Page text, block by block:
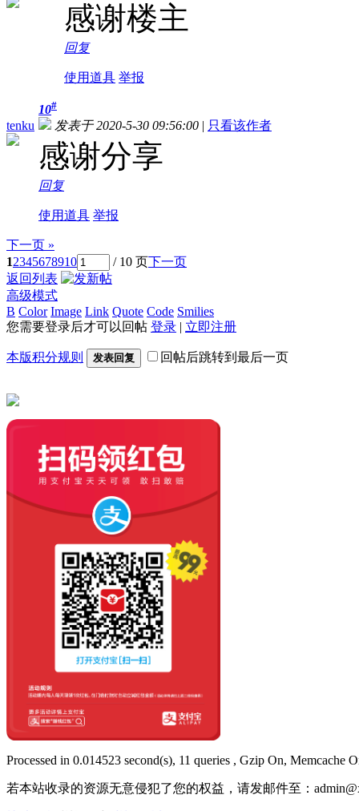
感谢楼主
回复
使用道具 举报
tenku
10#
发表于 2020-5-30 09:56:00 | 只看该作者
感谢分享
回复
使用道具 举报
下一页 »
12345678910 / 10 页下一页
返回列表
高级模式
B Color Image Link Quote Code Smilies
您需要登录后才可以回帖 登录 | 立即注册
本版积分规则 发表回复 回帖后跳转到最后一页
Processed in 0.014523 second(s), 11 queries , Gzip On, Memcache
若本站收录的资源无意侵犯了您的权益，请发邮件至：